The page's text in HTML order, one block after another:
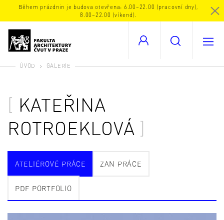
Během prázdnin je budova otevřena: 6.00–22.00 (pracovní dny),
8.00–22.00 (víkend).
ÚVOD GALERIE
KATEŘINA
ROTROEKLOVÁ
ATELIÉROVÉ PRÁCE ZAN PRÁCE
PDF PORTFOLIO